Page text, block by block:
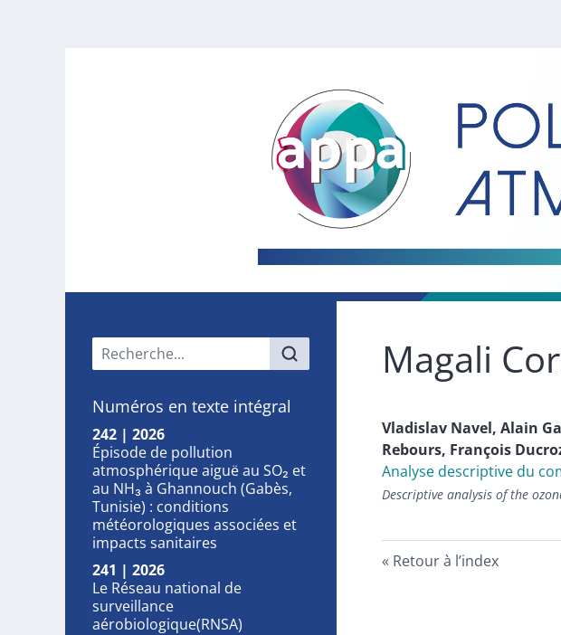
Menu principal
Numéros en texte intégral
242 | 2026
Épisode de pollution
atmosphérique aiguë au SO₂ et
au NH₃ à Ghannouch (Gabès,
Tunisie) : conditions
météorologiques associées et
impacts sanitaires
241 | 2026
Le Réseau national de
surveillance
aérobiologique(RNSA)
Magali
Vladislav Navel, Alain
Rebours, François
Analyse descriptive du
Descriptive analysis of the
Retour à l’index